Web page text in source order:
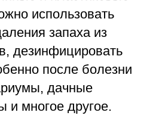
использовать
запаха из
дезинфицировать
после болезни
дачные
и многое другое.